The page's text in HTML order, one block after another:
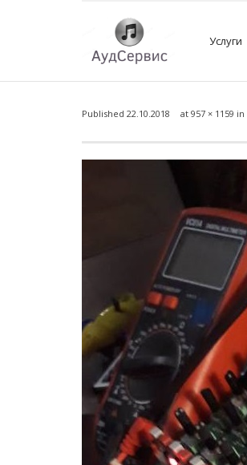
Услуги
Published 22.10.2018 at 957 × 1159 in